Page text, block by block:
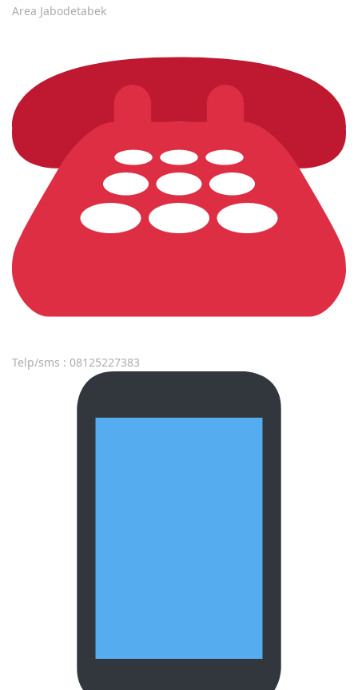
Area Jabodetabek
Telp/sms : 08125227383